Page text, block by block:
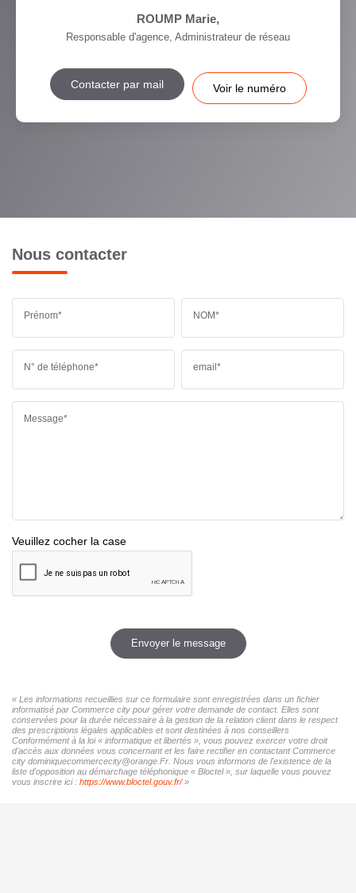
ROUMP Marie,
Responsable d'agence, Administrateur de réseau
Contacter par mail Voir le numéro
Nous contacter
Prénom* NOM*
N° de téléphone* email*
Message*
Veuillez cocher la case
Envoyer le message
« Les informations recueillies sur ce formulaire sont enregistrées dans un fichier
informatisé par Commerce city pour gérer votre demande de contact. Elles sont
conservées pour la durée nécessaire à la gestion de la relation client dans le respect
des prescriptions légales applicables et sont destinées à nos conseillers
Conformément à la loi « informatique et libertés », vous pouvez exercer votre droit
d'accès aux données vous concernant et les faire rectifier en contactant Commerce
city dominiquecommercecity@orange.Fr. Nous vous informons de l'existence de la
liste d'opposition au démarchage téléphonique « Bloctel », sur laquelle vous pouvez
vous inscrire ici : https://www.bloctel.gouv.fr/»